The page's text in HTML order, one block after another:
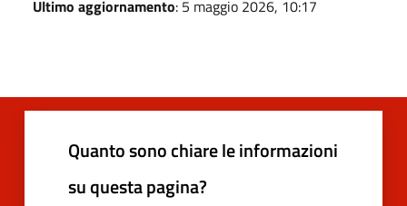
Ultimo aggiornamento: 5 maggio 2026, 10:17
Quanto sono chiare le informazioni
su questa pagina?